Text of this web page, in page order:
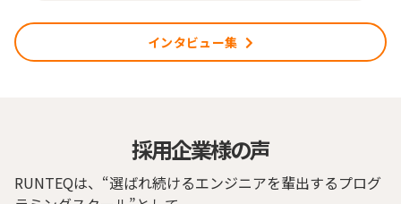
インタビュー集
採用企業様の声
RUNTEQは、“選ばれ続けるエンジニアを輩出するプログ